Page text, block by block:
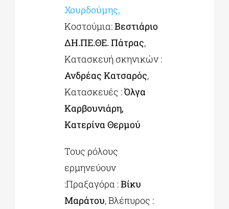
Χουρδούμης,
Κοστούμια:Βεστιάριο
ΔΗ.ΠΕ.ΘΕ. Πάτρας,
Κατασκευή σκηνικών :
Ανδρέας Κατσαρός,
Κατασκευές :Όλγα
Καρβουνιάρη,
Κατερίνα Θερμού
Τους ρόλους
ερμηνεύουν
:Πραξαγόρα :Βίκυ
Μαράτου, Βλέπυρος :